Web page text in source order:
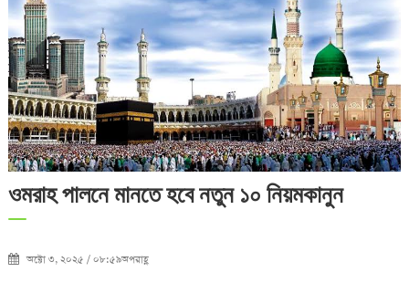
ওমরাহ পালনে মানতে হবে নতুন ১০ নিয়মকানুন
অক্টো ৩, ২০২৫ / ০৮:৫৯অপরাহ্ণ